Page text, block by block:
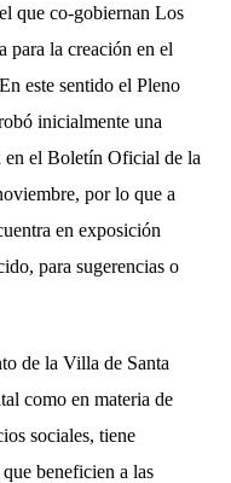
que co-gobiernan Los
para la creación en el
este sentido el Pleno
inicialmente una
en el Boletín Oficial de la
por lo que a
en exposición
para sugerencias o
de la Villa de Santa
como en materia de
sociales, tiene
beneficien a las